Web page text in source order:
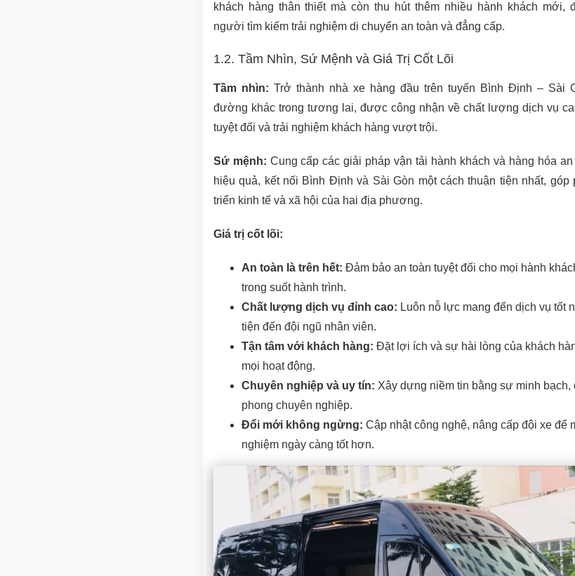
khách hàng thân thiết mà còn thu hút thêm nhiều hành khách mới,
người tìm kiếm trải nghiệm di chuyển an toàn và đẳng cấp.
1.2. Tầm Nhìn, Sứ Mệnh và Giá Trị Cốt Lõi
Tầm nhìn: Trở thành nhà xe hàng đầu trên tuyến Bình Định – Sài
đường khác trong tương lai, được công nhận về chất lượng dịch vụ
tuyệt đối và trải nghiệm khách hàng vượt trội.
Sứ mệnh: Cung cấp các giải pháp vận tải hành khách và hàng hóa
hiệu quả, kết nối Bình Định và Sài Gòn một cách thuận tiện nhất, góp
triển kinh tế và xã hội của hai địa phương.
Giá trị cốt lõi:
An toàn là trên hết: Đảm bảo an toàn tuyệt đối cho mọi hành
trong suốt hành trình.
Chất lượng dịch vụ đỉnh cao: Luôn nỗ lực mang đến dịch vụ tốt
tiện đến đội ngũ nhân viên.
Tận tâm với khách hàng: Đặt lợi ích và sự hài lòng của khách
mọi hoạt động.
Chuyên nghiệp và uy tín: Xây dựng niềm tin bằng sự minh bạch,
phong chuyên nghiệp.
Đổi mới không ngừng: Cập nhật công nghệ, nâng cấp đội xe để
nghiệm ngày càng tốt hơn.